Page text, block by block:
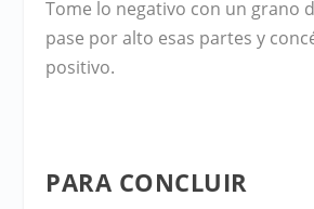
Tome lo negativo con un grano
pase por alto esas partes y
positivo.
PARA CONCLUIR